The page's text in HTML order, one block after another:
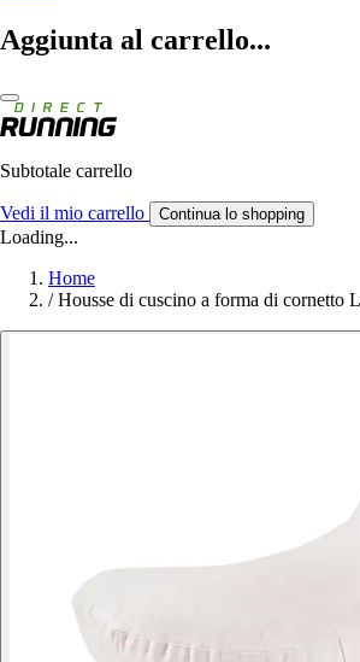
Aggiunta al carrello...
Subtotale carrello
Vedi il mio carrello Continua lo shopping
Loading...
Home
/ Housse di cuscino a forma di cornetto